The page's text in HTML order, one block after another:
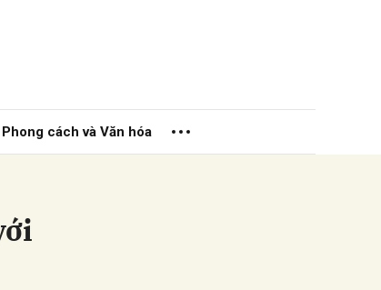
Phong cách và Văn hóa